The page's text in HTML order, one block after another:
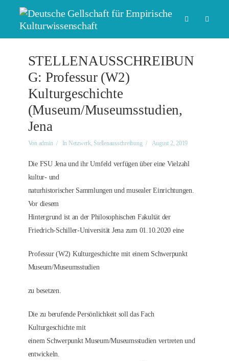
STELLENAUSSCHREIBUN
G: Professur (W2)
Kulturgeschichte
(Museum/Museumsstudien,
Jena
Von admin In Netzwerk, Stellenausschreibung August 2, 2019
Die FSU Jena und ihr Umfeld verfügen über eine Vielzahl
kultur- und
naturhistorischer Sammlungen und musealer Einrichtungen.
Vor diesem
Hintergrund ist an der Philosophischen Fakultät der
Friedrich-Schiller-Universität Jena zum 01.10.2020 eine
Professur (W2) Kulturgeschichte mit einem Schwerpunkt
Museum/Museumsstudien
zu besetzen.
Die zu berufende Persönlichkeit soll das Fach
Kulturgeschichte mit
einem Schwerpunkt Museum/Museumsstudien vertreten und
entwickeln.